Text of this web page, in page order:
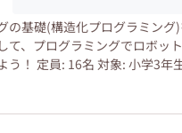
の基礎(構造化プログラミング
て、プログラミングでロボッ
う！ 定員: 16名 対象: 小学3年